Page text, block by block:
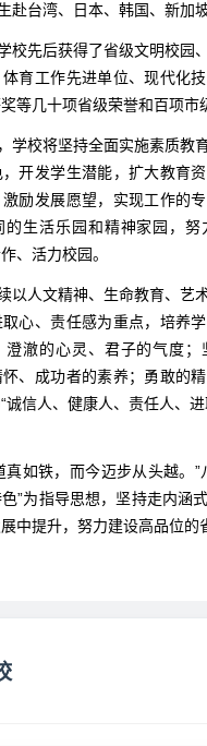
赴台湾、日本、韩国、新加
先后获得了省级文明校园
育工作先进单位、现代化
等几十项省级荣誉和百项市
校将坚持全面实施素质教育
开发学生潜能，扩大教育
励发展愿望，实现工作的
的生活乐园和精神家园，
、活力校园。
人文精神、生命教育、艺
心、责任感为重点，培养
澄澈的心灵、君子的气度
、成功者的素养；勇敢的
诚信人、健康人、责任人、
如铁，而今迈步从头越。”
”为指导思想，坚持走内涵
中提升，努力建设高品位的